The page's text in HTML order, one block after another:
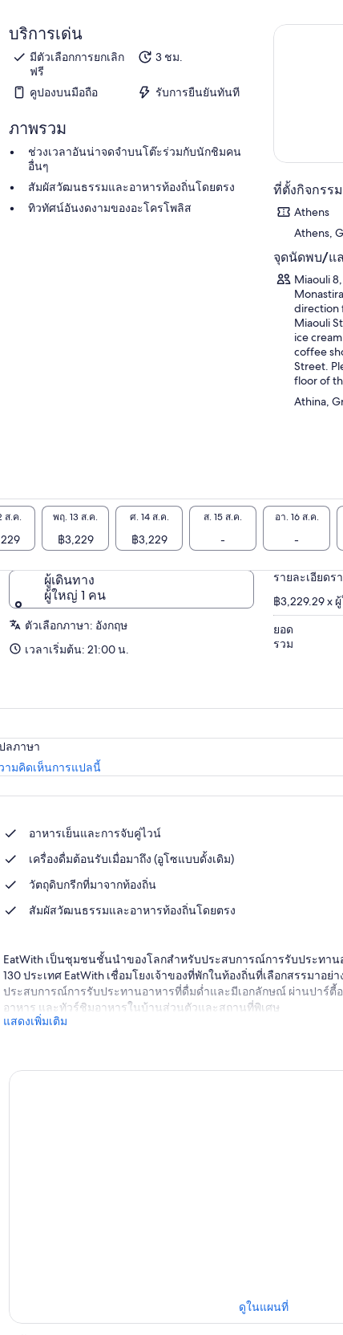
บริการเด่น
มีตัวเลือกการยกเลิก
ฟรี
3 ชม.
คูปองบนมือถือ รับการยืนยันทันที
ภาพรวม
ช่วงเวลาอันน่าจดจำบนโต๊ะร่วมกับนักชิมคน
อื่นๆ
สัมผัสวัฒนธรรมและอาหารท้องถิ่นโดยตรง
ทิวทัศน์อันงดงามของอะโครโพลิส
ที่ตั้งกิจกรรม
Athens
Athens,
จุดนัดพบ/แ
Miaouli
direction
Miaouli
ice
coffee
Street.
floor of
Athina,
ส.ค. พฤ. 13 ส.ค.
฿3,229
ศ. 14 ส.ค.
฿3,229
ส. 15 ส.ค.
-
อา. 16 ส.ค.
-
ผู้เดินทาง
ผู้ใหญ่ 1 คน
ตัวเลือกภาษา: อังกฤษ
เวลาเริ่มต้น: 21:00 น.
รายละเอียดร
฿3,229.29 x
ยอด
รวม
ลภาษา
มคิดเห็นการแปลนี้เปิด
แท็บ
อาหารเย็นและการจับคู่ไวน์
เครื่องดื่มต้อนรับเมื่อมาถึง (อูโซแบบดั้งเดิม)
วัตถุดิบกรีกที่มาจากท้องถิ่น
สัมผัสวัฒนธรรมและอาหารท้องถิ่นโดยตรง
EatWith เป็นชุมชนชั้นนำของโลกสำหรับประสบการณ์การรับประทา
130 ประเทศ EatWith เชื่อมโยงเจ้าของที่พักในท้องถิ่นที่เลือกสรรมาอย่
ประสบการณ์การรับประทานอาหารที่ดื่มด่ำและมีเอกลักษณ์ ผ่านปาร์ตี้
อาหาร และทัวร์ชิมอาหารในบ้านส่วนตัวและสถานที่พิเศษ
แสดงเพิ่มเติม
ดูในแผนที่